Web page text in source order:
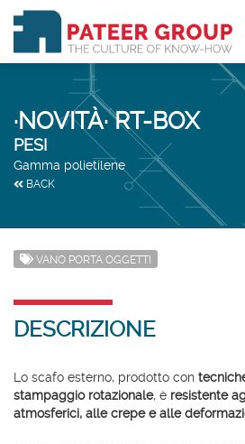
·NOVITÀ· RT-BOX
PESI
Gamma polietilene
BACK
VANO PORTA OGGETTI
DESCRIZIONE
Lo scafo esterno, prodotto con
stampaggio rotazionale, è resistente
atmosferici, alle crepe e alle